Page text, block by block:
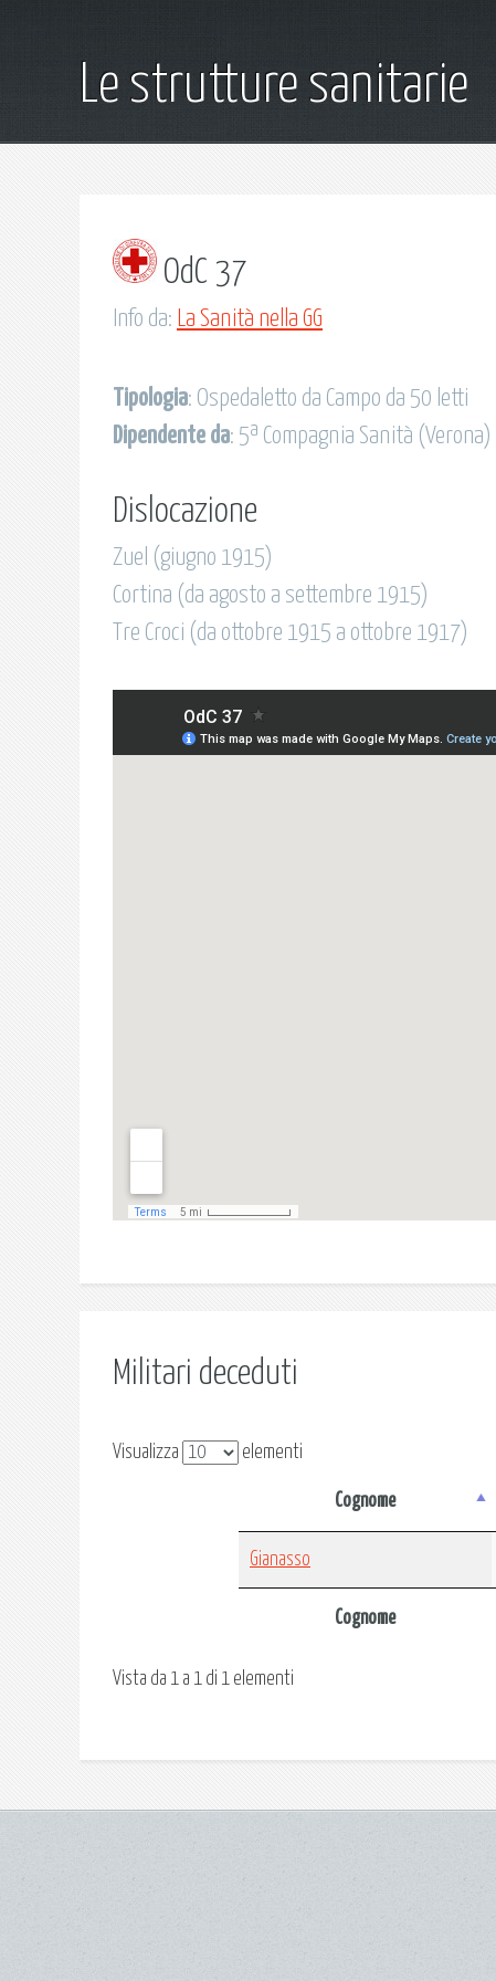
Le strutture sanitarie
OdC 37
Info da: La Sanità nella GG
Tipologia: Ospedaletto da Campo da 50 letti
Dipendente da: 5ª Compagnia Sanità (Verona)
Dislocazione
Zuel (giugno 1915)
Cortina (da agosto a settembre 1915)
Tre Croci (da ottobre 1915 a ottobre 1917)
Militari deceduti
Visualizza elementi
Cognome
Cognome
Gianasso
Vista da 1 a 1 di 1 elementi